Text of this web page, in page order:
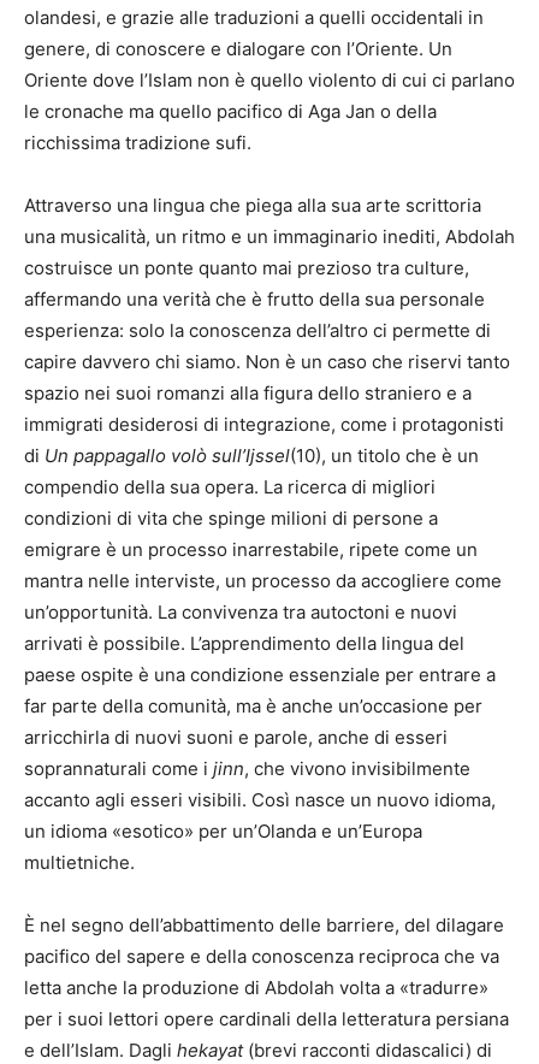
olandesi, e grazie alle traduzioni a quelli occidentali in
genere, di conoscere e dialogare con l’Oriente. Un
Oriente dove l’Islam non è quello violento di cui ci parlano
le cronache ma quello pacifico di Aga Jan o della
ricchissima tradizione sufi.
Attraverso una lingua che piega alla sua arte scrittoria
una musicalità, un ritmo e un immaginario inediti, Abdolah
costruisce un ponte quanto mai prezioso tra culture,
affermando una verità che è frutto della sua personale
esperienza: solo la conoscenza dell’altro ci permette di
capire davvero chi siamo. Non è un caso che riservi tanto
spazio nei suoi romanzi alla figura dello straniero e a
immigrati desiderosi di integrazione, come i protagonisti
di Un pappagallo volò sull’Ijssel(10), un titolo che è un
compendio della sua opera. La ricerca di migliori
condizioni di vita che spinge milioni di persone a
emigrare è un processo inarrestabile, ripete come un
mantra nelle interviste, un processo da accogliere come
un’opportunità. La convivenza tra autoctoni e nuovi
arrivati è possibile. L’apprendimento della lingua del
paese ospite è una condizione essenziale per entrare a
far parte della comunità, ma è anche un’occasione per
arricchirla di nuovi suoni e parole, anche di esseri
soprannaturali come i jinn, che vivono invisibilmente
accanto agli esseri visibili. Così nasce un nuovo idioma,
un idioma «esotico» per un’Olanda e un’Europa
multietniche.
È nel segno dell’abbattimento delle barriere, del dilagare
pacifico del sapere e della conoscenza reciproca che va
letta anche la produzione di Abdolah volta a «tradurre»
per i suoi lettori opere cardinali della letteratura persiana
e dell’Islam. Dagli hekayat(brevi racconti didascalici) di